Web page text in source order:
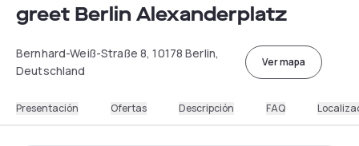
greet Berlin Alexanderplatz
Bernhard-Weiß-Straße 8, 10178 Berlin,
Deutschland
Ver mapa
Presentación Ofertas Descripción FAQ